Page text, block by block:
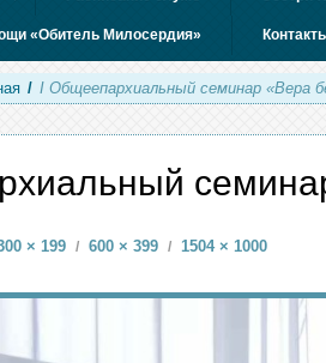
«Обитель Милосердия»
/ I Общеепархиальный семинар «Вера
× 199 / 600 × 399 / 1504 × 1000